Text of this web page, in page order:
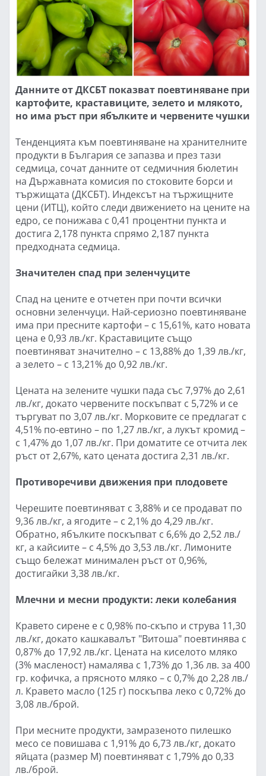
Данните от ДКСБТ показват поевтиняване при
картофите, краставиците, зелето и млякото,
но има ръст при ябълките и червените чушки
Тенденцията към поевтиняване на хранителните
продукти в България се запазва и през тази
седмица, сочат данните от седмичния бюлетин
на Държавната комисия по стоковите борси и
тържищата (ДКСБТ). Индексът на тържищните
цени (ИТЦ), който следи движението на цените на
едро, се понижава с 0,41 процентни пункта и
достига 2,178 пункта спрямо 2,187 пункта
предходната седмица.
Значителен спад при зеленчуците
Спад на цените е отчетен при почти всички
основни зеленчуци. Най-сериозно поевтиняване
има при пресните картофи – с 15,61%, като новата
цена е 0,93 лв./кг. Краставиците също
поевтиняват значително – с 13,88% до 1,39 лв./кг,
а зелето – с 13,21% до 0,92 лв./кг.
Цената на зелените чушки пада със 7,97% до 2,61
лв./кг, докато червените поскъпват с 5,72% и се
търгуват по 3,07 лв./кг. Морковите се предлагат с
4,51% по-евтино – по 1,27 лв./кг, а лукът кромид –
с 1,47% до 1,07 лв./кг. При доматите се отчита лек
ръст от 2,67%, като цената достига 2,31 лв./кг.
Противоречиви движения при плодовете
Черешите поевтиняват с 3,88% и се продават по
9,36 лв./кг, а ягодите – с 2,1% до 4,29 лв./кг.
Обратно, ябълките поскъпват с 6,6% до 2,52 лв./
кг, а кайсиите – с 4,5% до 3,53 лв./кг. Лимоните
също бележат минимален ръст от 0,96%,
достигайки 3,38 лв./кг.
Млечни и месни продукти: леки колебания
Кравето сирене е с 0,98% по-скъпо и струва 11,30
лв./кг, докато кашкавалът "Витоша" поевтинява с
0,87% до 17,92 лв./кг. Цената на киселото мляко
(3% масленост) намалява с 1,73% до 1,36 лв. за 400
гр. кофичка, а прясното мляко – с 0,7% до 2,28 лв./
л. Кравето масло (125 г) поскъпва леко с 0,72% до
3,08 лв./брой.
При месните продукти, замразеното пилешко
месо се повишава с 1,91% до 6,73 лв./кг, докато
яйцата (размер М) поевтиняват с 1,79% до 0,33
лв./брой.